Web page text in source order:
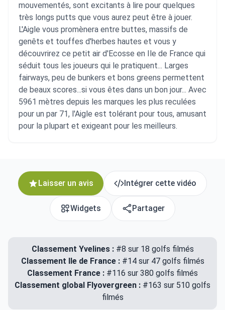
mouvementés, sont excitants à lire pour quelques
très longs putts que vous aurez peut être à jouer.
L'Aigle vous promènera entre buttes, massifs de
genêts et touffes d'herbes hautes et vous y
découvrirez ce petit air d'Ecosse en Ile de France qui
séduit tous les joueurs qui le pratiquent... Larges
fairways, peu de bunkers et bons greens permettent
de beaux scores...si vous êtes dans un bon jour... Avec
5961 mètres depuis les marques les plus reculées
pour un par 71, l'Aigle est tolérant pour tous, amusant
pour la plupart et exigeant pour les meilleurs.
Laisser un avis Intégrer cette vidéo
Widgets Partager
Classement Yvelines :#8 sur 18 golfs filmés
Classement Ile de France : #14 sur 47 golfs filmés
Classement France : #116 sur 380 golfs filmés
Classement global Flyovergreen : #163 sur 510 golfs
filmés